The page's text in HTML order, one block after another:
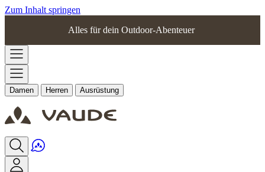
Zum Inhalt springen
Alles für dein Outdoor-Abenteuer
Damen Herren Ausrüstung